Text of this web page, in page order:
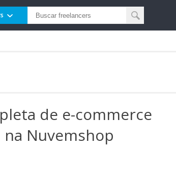
de e-commerce
Nuvemshop